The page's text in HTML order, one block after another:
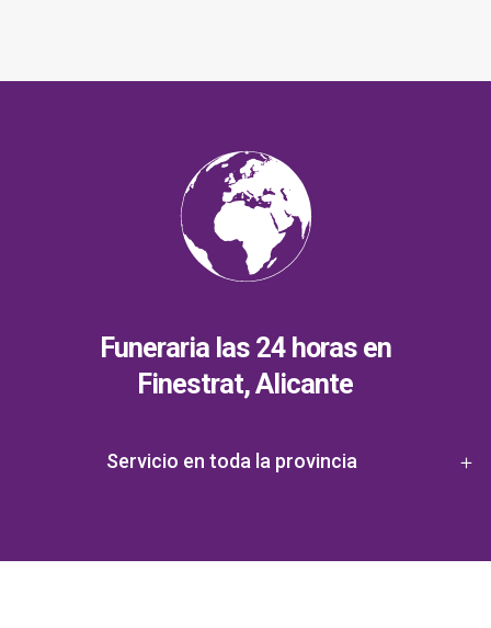
Funeraria las 24 horas en
Finestrat, Alicante
Servicio en toda la provincia